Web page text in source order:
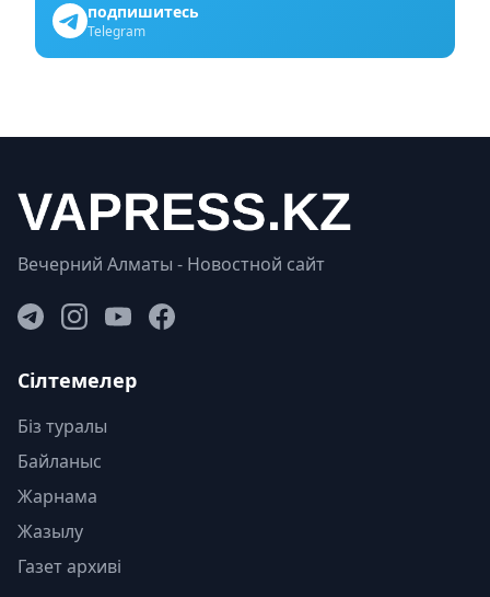
подпишитесь
Telegram
Вечерний Алматы - Новостной сайт
Сілтемелер
Біз туралы
Байланыс
Жарнама
Жазылу
Газет архиві